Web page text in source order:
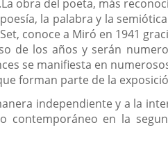
obra del poeta, más
la palabra y la
conoce a Miró en 1941
de los años y serán
se manifiesta en
forman parte de la
independiente y a la
en la